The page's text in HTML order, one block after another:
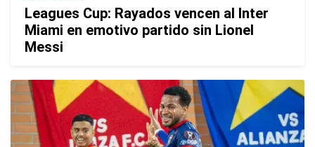
Leagues Cup: Rayados vencen al Inter
Miami en emotivo partido sin Lionel
Messi